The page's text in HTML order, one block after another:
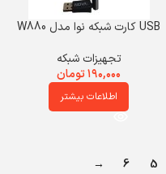
USB کارت شبکه نوا مدل W880
تجهیزات شبکه
۱۹۰,۰۰۰تومان
اطلاعات بیشتر
5
6
→